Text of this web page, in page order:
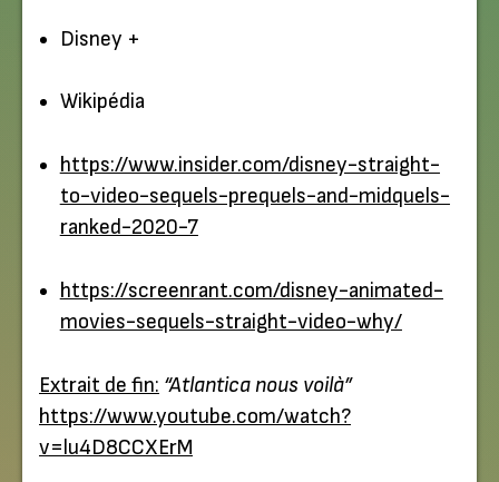
Disney +
Wikipédia
https://www.insider.com/disney-straight-
to-video-sequels-prequels-and-midquels-
ranked-2020-7
https://screenrant.com/disney-animated-
movies-sequels-straight-video-why/
Extrait de fin: “Atlantica nous voilà”
https://www.youtube.com/watch?
v=lu4D8CCXErM